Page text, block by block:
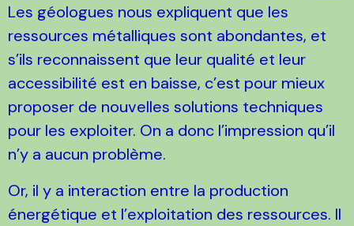
Les géologues nous expliquent que les
ressources métalliques sont abondantes, et
s’ils reconnaissent que leur qualité et leur
accessibilité est en baisse, c’est pour mieux
proposer de nouvelles solutions techniques
pour les exploiter. On a donc l’impression qu’il
n’y a aucun problème.
Or, il y a interaction entre la production
énergétique et l’exploitation des ressources. Il